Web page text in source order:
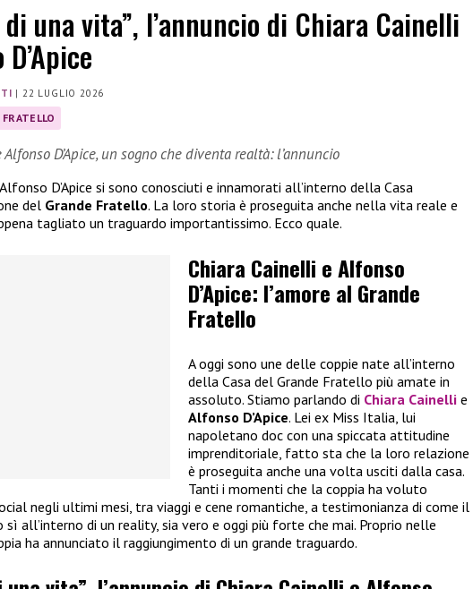
una vita”, l’annuncio di Chiara Cainelli
|22 LUGLIO 2026
D’Apice, un sogno che diventa realtà: l’annuncio
D’Apice si sono conosciuti e innamorati all’interno della Casa
del Grande Fratello. La loro storia è proseguita anche nella vita reale e
tagliato un traguardo importantissimo. Ecco quale.
Chiara Cainelli e Alfonso
D’Apice: l’amore al Grande
Fratello
A oggi sono une delle coppie nate all’interno
della Casa del Grande Fratello più amate in
assoluto. Stiamo parlando di Chiara Cainelli e
Alfonso D’Apice. Lei ex Miss Italia, lui
napoletano doc con una spiccata attitudine
imprenditoriale, fatto sta che la loro relazione
è proseguita anche una volta usciti dalla casa.
Tanti i momenti che la coppia ha voluto
negli ultimi mesi, tra viaggi e cene romantiche, a testimonianza di come il
all’interno di un reality, sia vero e oggi più forte che mai. Proprio nelle
ha annunciato il raggiungimento di un grande traguardo.